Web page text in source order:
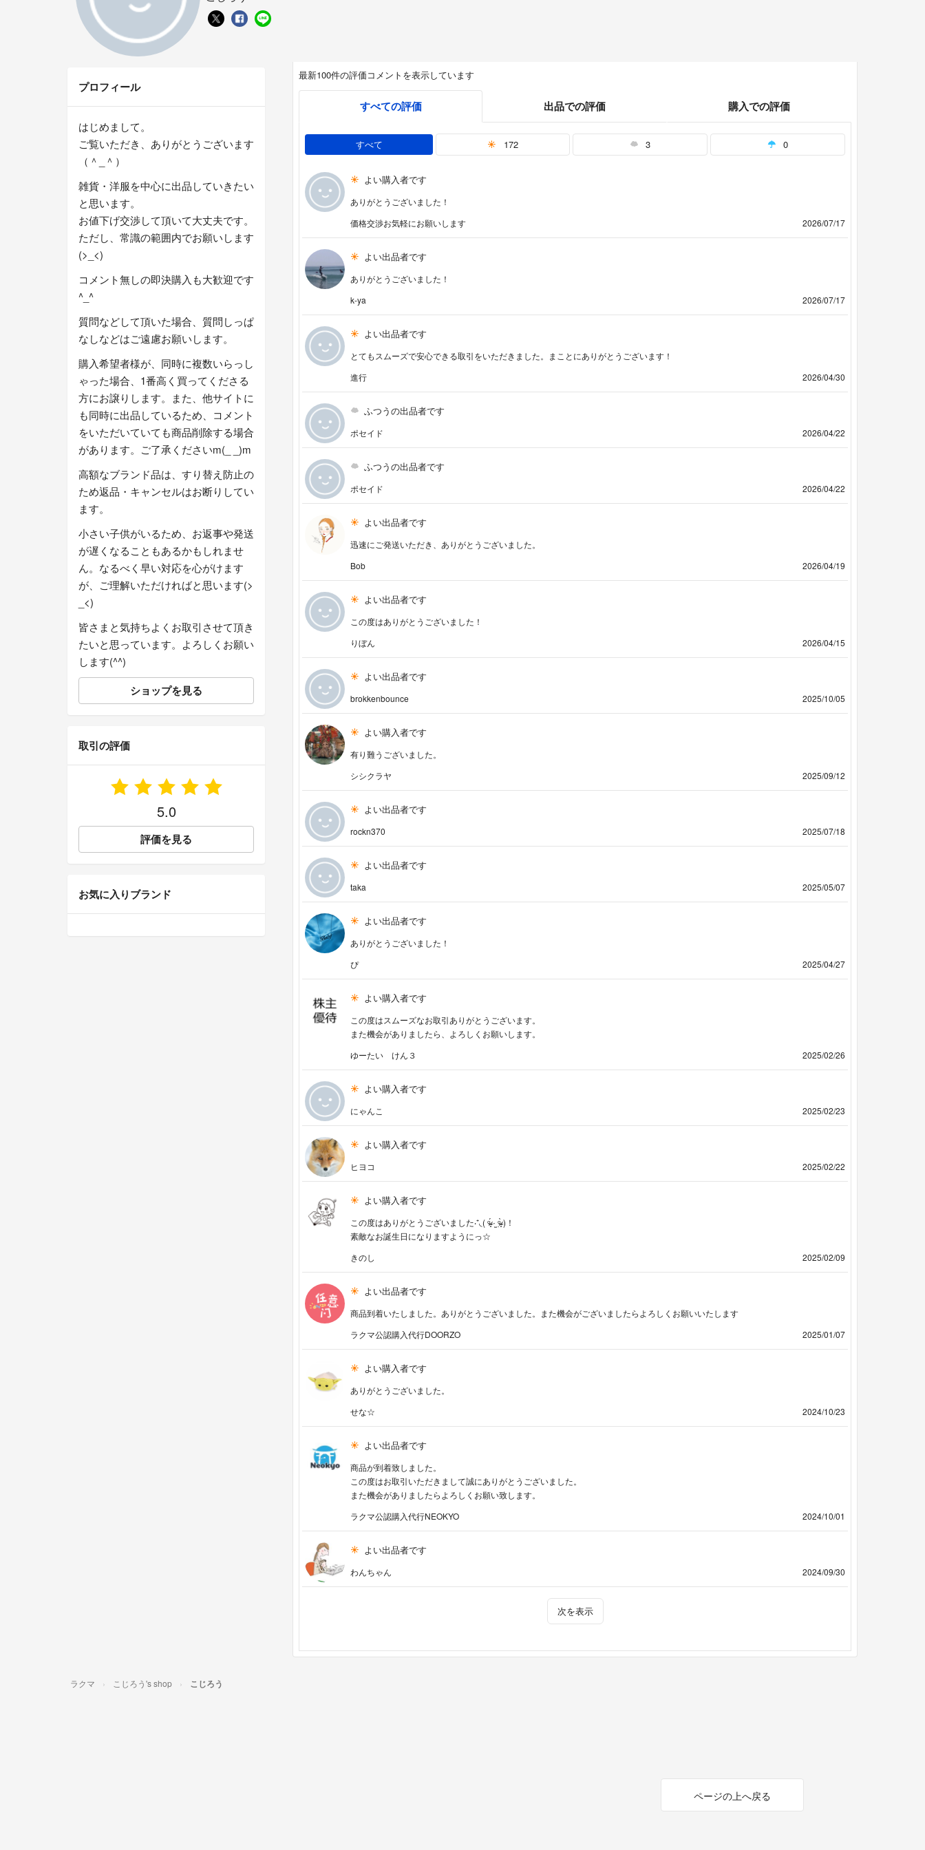
最新100件の評価コメントを表示しています
すべての評価 出品での評価 購入での評価
すべて 172 3 0
よい購入者です
ありがとうございました！
価格交渉お気軽にお願いします
2026/07/17
よい出品者です
ありがとうございました！
k-ya
2026/07/17
よい出品者です
とてもスムーズで安心できる取引をいただきました。まことにありがとうございます！
進行
2026/04/30
ふつうの出品者です
ポセイド 2026/04/22
ふつうの出品者です
ポセイド 2026/04/22
よい出品者です
迅速にご発送いただき、ありがとうございました。
Bob
2026/04/19
よい出品者です
この度はありがとうございました！
りぼん
2026/04/15
よい出品者です
brokkenbounce 2025/10/05
よい購入者です
有り難うございました。
シシクラヤ
2025/09/12
よい出品者です
rockn370 2025/07/18
よい出品者です
taka 2025/05/07
よい出品者です
ありがとうございました！
ぴ
2025/04/27
よい購入者です
この度はスムーズなお取引ありがとうございます。
また機会がありましたら、よろしくお願いします。
ゆーたい けん３
2025/02/26
よい購入者です
にゃんこ 2025/02/23
よい購入者です
ヒヨコ 2025/02/22
よい購入者です
この度はありがとうございました‧⁺◟︎( ᵒ̴̶̷̥́ ·̫ ᵒ̴̶̷̣̥̀ )！
素敵なお誕生日になりますようにっ☆
きのし
2025/02/09
よい出品者です
商品到着いたしました。ありがとうございました。また機会がございましたらよろしくお願いいたします
ラクマ公認購入代行DOORZO
2025/01/07
よい購入者です
ありがとうございました。
せな☆
2024/10/23
よい出品者です
商品が到着致しました。
この度はお取引いただきまして誠にありがとうございました。
また機会がありましたらよろしくお願い致します。
ラクマ公認購入代行NEOKYO
2024/10/01
よい出品者です
わんちゃん 2024/09/30
次を表示
プロフィール
はじめまして。
ご覧いただき、ありがとうございます
（＾_＾）
雑貨・洋服を中心に出品していきたい
と思います。
お値下げ交渉して頂いて大丈夫です。
ただし、常識の範囲内でお願いします
(>_<)
コメント無しの即決購入も大歓迎です
^_^
質問などして頂いた場合、質問しっぱ
なしなどはご遠慮お願いします。
購入希望者様が、同時に複数いらっし
ゃった場合、1番高く買ってくださる
方にお譲りします。また、他サイトに
も同時に出品しているため、コメント
をいただいていても商品削除する場合
があります。ご了承くださいm(_ _)m
高額なブランド品は、すり替え防止の
ため返品・キャンセルはお断りしてい
ます。
小さい子供がいるため、お返事や発送
が遅くなることもあるかもしれませ
ん。なるべく早い対応を心がけます
が、ご理解いただければと思います(>
_<)
皆さまと気持ちよくお取引させて頂き
たいと思っています。よろしくお願い
します(^^)
ショップを見る
取引の評価
5.0
評価を見る
お気に入りブランド
ラクマ こじろう's shop こじろう
ページの上へ戻る